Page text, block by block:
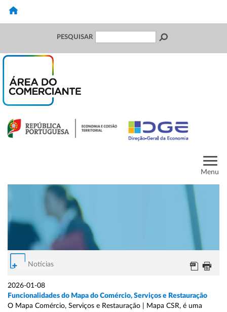
PESQUISAR
Menu
Notícias
2026-01-08
Funcionalidades do Mapa do Comércio, Serviços e Restauração
O Mapa Comércio, Serviços e Restauração | Mapa CSR, é uma